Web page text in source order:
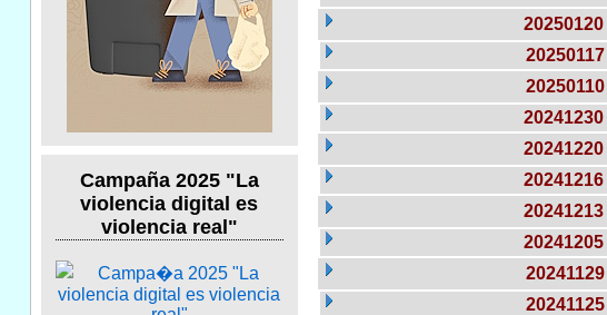
Campaña 2025 "La
violencia digital es
violencia real"
20250120
20250117
20250110
20241230
20241220
20241216
20241213
20241205
20241129
20241125